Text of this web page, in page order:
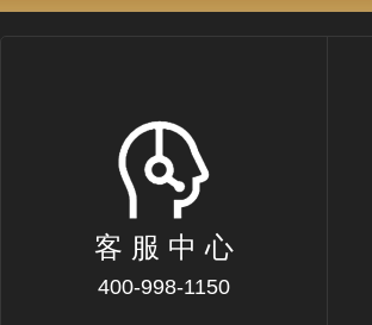
客 服 中 心
400-998-1150